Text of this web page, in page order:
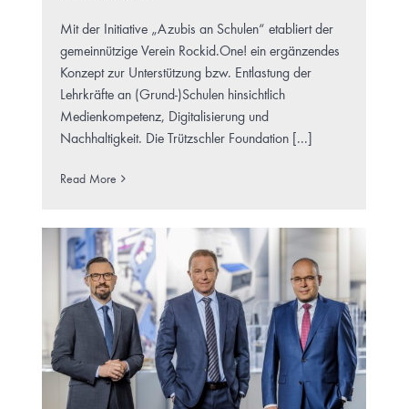
Mit der Initiative „Azubis an Schulen“ etabliert der
gemeinnützige Verein Rockid.One! ein ergänzendes
Konzept zur Unterstützung bzw. Entlastung der
Lehrkräfte an (Grund-)Schulen hinsichtlich
Medienkompetenz, Digitalisierung und
Nachhaltigkeit. Die Trützschler Foundation [...]
Read More